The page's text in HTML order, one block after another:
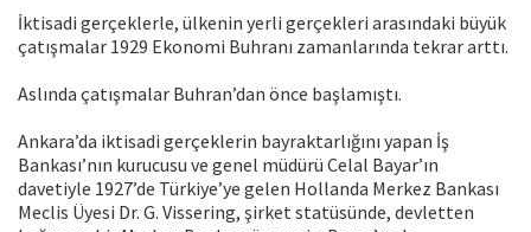
İktisadi gerçeklerle, ülkenin yerli gerçekleri arasındaki büyük
çatışmalar 1929 Ekonomi Buhranı zamanlarında tekrar arttı.
Aslında çatışmalar Buhran’dan önce başlamıştı.
Ankara’da iktisadi gerçeklerin bayraktarlığını yapan İş
Bankası’nın kurucusu ve genel müdürü Celal Bayar’ın
davetiyle 1927’de Türkiye’ye gelen Hollanda Merkez Bankası
Meclis Üyesi Dr. G. Vissering, şirket statüsünde, devletten